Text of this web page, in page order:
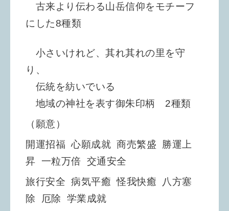
古来より伝わる山岳信仰をモチーフ
にした8種類
小さいけれど、其れ其れの里を守
り、
伝統を紡いでいる
地域の神社を表す御朱印柄 2種類
（願意）
開運招福心願成就 商売繁盛 勝運上
昇 一粒万倍 交通安全
旅行安全 病気平癒怪我快癒
八方塞
除
厄除 学業成就